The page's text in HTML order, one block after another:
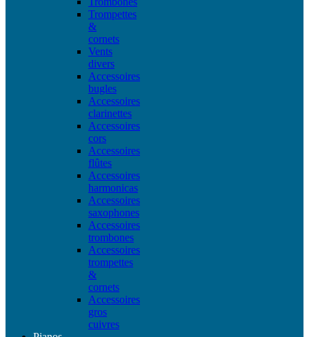
Trompettes
&
cornets
Vents
divers
Accessoires
bugles
Accessoires
clarinettes
Accessoires
cors
Accessoires
flûtes
Accessoires
harmonicas
Accessoires
saxophones
Accessoires
trombones
Accessoires
trompettes
&
cornets
Accessoires
gros
cuivres